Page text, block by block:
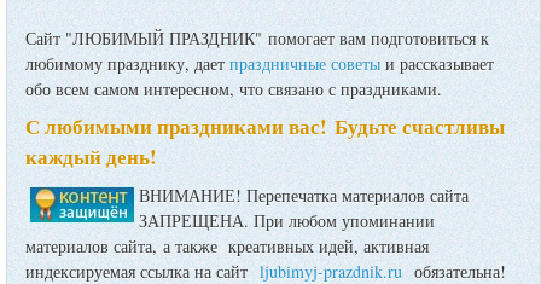
Сайт "ЛЮБИМЫЙ ПРАЗДНИК" помогает вам подготовиться к
любимому празднику, даетпраздничные советы и рассказывает
обо всем самом интересном, что связано с праздниками.
С любимыми праздниками вас! Будьте счастливы
каждый день!
ВНИМАНИЕ! Перепечатка материалов сайта
ЗАПРЕЩЕНА. При любом упоминании
материалов сайта, а также креативных идей, активная
индексируемая ссылка на сайт ljubimyj-prazdnik.ru обязательна!